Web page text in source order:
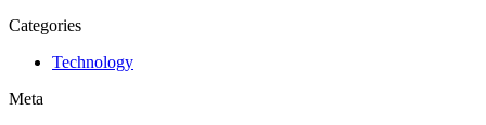
Categories
Technology
Meta